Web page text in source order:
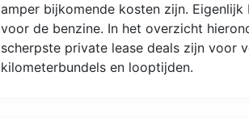
amper bijkomende kosten zijn.
voor de benzine. In het overzicht
scherpste private lease deals zijn voor
kilometerbundels en looptijden.